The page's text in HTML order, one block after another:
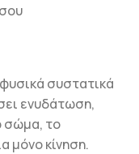
συστατικά
ενυδάτωση,
σώμα, το
μόνο κίνηση.